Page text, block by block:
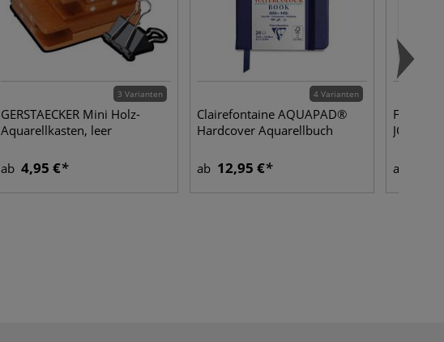
3 Varianten
GERSTAECKER Mini Holz-
Aquarellkasten, leer
ab 4,95 €
4 Varianten
Clairefontaine AQUAPAD®
Hardcover Aquarellbuch
ab 12,95 € ab